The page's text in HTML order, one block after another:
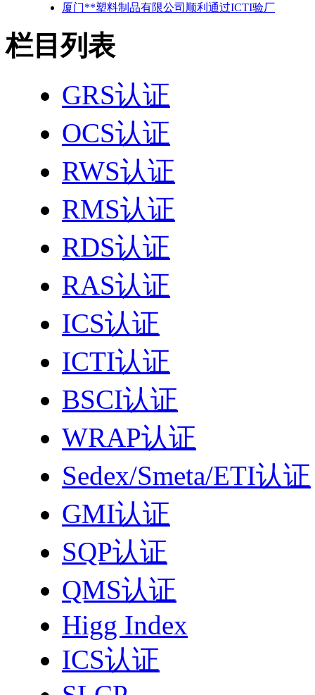
厦门**塑料制品有限公司顺利通过ICTI验厂
栏目列表
GRS认证
OCS认证
RWS认证
RMS认证
RDS认证
RAS认证
ICS认证
ICTI认证
BSCI认证
WRAP认证
Sedex/Smeta/ETI认证
GMI认证
SQP认证
QMS认证
Higg Index
ICS认证